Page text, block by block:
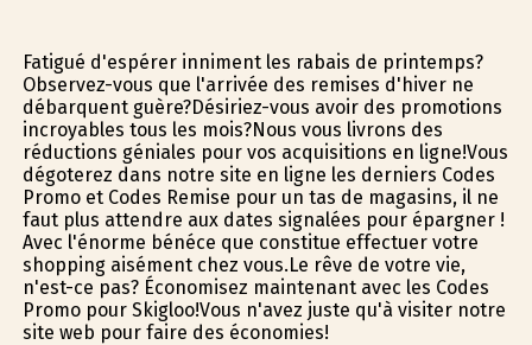
Fatigué d'espérer infiniment les rabais de printemps?
Observez-vous que l'arrivée des remises d'hiver ne
débarquent guère?Désiriez-vous avoir des promotions
incroyables tous les mois?Nous vous livrons des
réductions géniales pour vos acquisitions en ligne!Vous
dégoterez dans notre site en ligne les derniers Codes
Promo et Codes Remise pour un tas de magasins, il ne
faut plus attendre aux dates signalées pour épargner !
Avec l'énorme bénéfice que constitue effectuer votre
shopping aisément chez vous.Le rêve de votre vie,
n'est-ce pas? Économisez maintenant avec les Codes
Promo pour Skigloo!Vous n'avez juste qu'à visiter notre
site web pour faire des économies!